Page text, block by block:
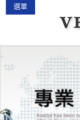
選單